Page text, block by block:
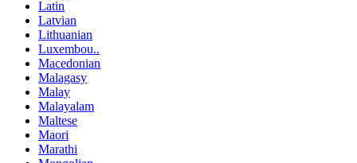
Latin
Latvian
Lithuanian
Luxembou..
Macedonian
Malagasy
Malay
Malayalam
Maltese
Maori
Marathi